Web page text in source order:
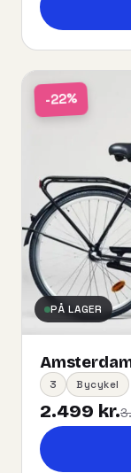
-22%
PÅ LAGER
3 Bycykel
2.499 kr.